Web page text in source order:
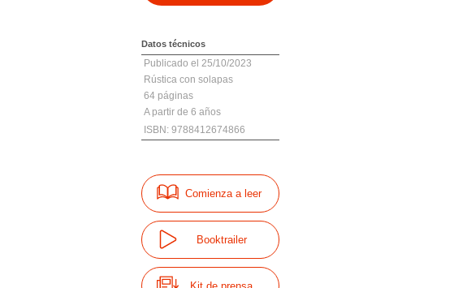
Datos técnicos
25/10/2023
Rústica con solapas
64
6
ISBN: 9788412674866
Comienza a leer
Booktrailer